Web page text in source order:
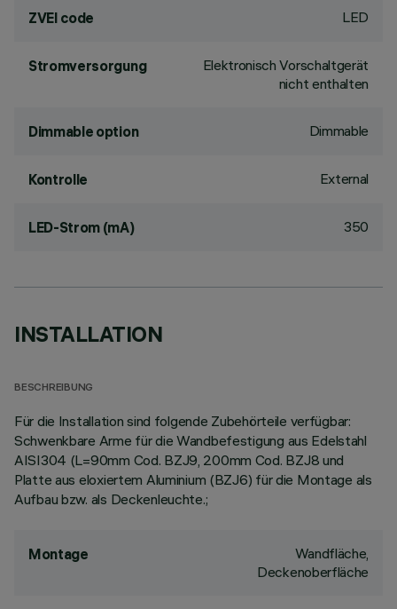
ZVEI code LED
Stromversorgung
Elektronisch Vorschaltgerät
nicht enthalten
Dimmable option Dimmable
Kontrolle External
LED-Strom (mA) 350
INSTALLATION
BESCHREIBUNG
Für die Installation sind folgende Zubehörteile verfügbar:
Schwenkbare Arme für die Wandbefestigung aus Edelstahl
AISI304 (L=90mm Cod. BZJ9, 200mm Cod. BZJ8 und
Platte aus eloxiertem Aluminium (BZJ6) für die Montage als
Aufbau bzw. als Deckenleuchte.;
Montage
Wandfläche,
Deckenoberfläche